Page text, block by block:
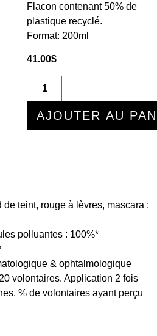
Flacon contenant 50% de
plastique recyclé.
Format: 200ml
41.00$
AJOUTER AU
teint, rouge à lèvres, mascara :
polluantes : 100%*
& ophtalmologique
volontaires. Application 2 fois
% de volontaires ayant perçu